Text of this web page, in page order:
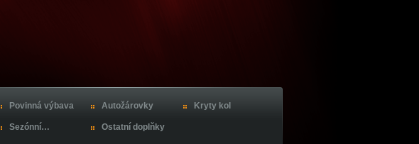
Povinná výbava Autožárovky Kryty kol
Sezónní… Ostatní doplňky